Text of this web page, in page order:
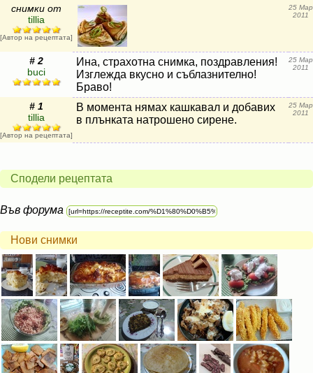
снимки от
tillia
[Автор на рецептата]
25 Мар
2011
# 2
buci
Ина, страхотна снимка, поздравления!
Изглежда вкусно и съблазнително!
Браво!
25 Мар
2011
# 1
tillia
[Автор на рецептата]
В момента нямах кашкавал и добавих
в плънката натрошено сирене.
25 Мар
2011
Сподели рецептата
Във форума
Нови снимки